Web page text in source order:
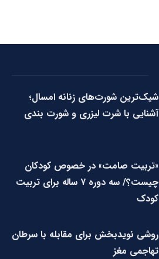
شیک‌ترین شورت‌های زنانه امسال؛
آشنایی با شرت لیزری و شورت بندی
«تربیت صامت» در خصوص کودکان
چیست؟/ سه دوره ۷ ساله برای تربیت
کودک
روشی نویدبخش برای مقابله با سرطان
تهاجمی مغز